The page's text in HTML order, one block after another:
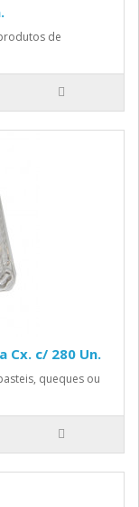
de
Cx. c/ 280 Un.
queques ou